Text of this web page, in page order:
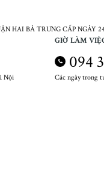
HAI BÀ TRƯNG CẤP NGÀY
Nội
GIỜ LÀM
094
Các ngày trong